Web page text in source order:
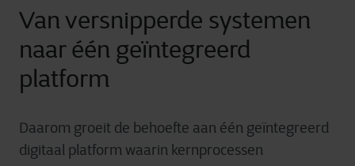
Van versnipperde systemen
naar één geïntegreerd
platform
Daarom groeit de behoefte aan één geïntegreerd
digitaal platform waarin kernprocessen